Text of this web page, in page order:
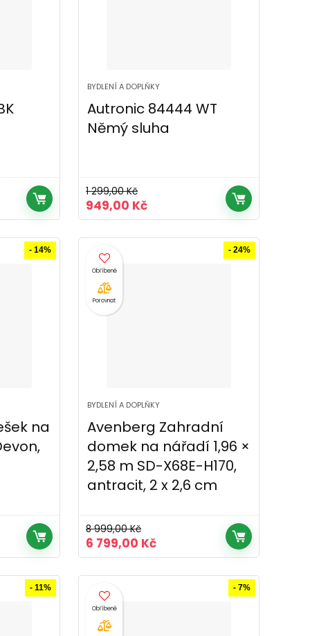
BYDLENÍ A DOPLŇKY
Autronic 84444 WT
Němý sluha
1 299,00Kč
Původní
cena
299,00 Kč.
949,00 KčAktuální
cena
- 14%
na
Porovnat
- 24%
BYDLENÍ A DOPLŇKY
Avenberg Zahradní
domek na nářadí 1,96 ×
2,58 m SD-X68E-H170,
antracit, 2 x 2,6 cm
8 999,00Kč
Původní
cena
999,00 Kč.
6 799,00 KčAktuální
cena
- 11% - 7%